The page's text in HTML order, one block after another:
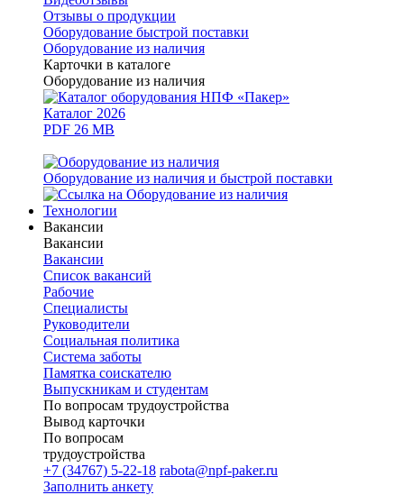
Отзывы о продукции
Оборудование быстрой поставки
Оборудование из наличия
Карточки в каталоге
Оборудование из наличия
Каталог 2026
PDF 26 MB
Оборудование из наличия и быстрой поставки
Технологии
Вакансии
Вакансии
Вакансии
Список вакансий
Рабочие
Специалисты
Руководители
Cоциальная политика
Система заботы
Памятка соискателю
Выпускникам и студентам
По вопросам трудоустройства
Вывод карточки
По вопросам
трудоустройства
+7 (34767) 5-22-18 rabota@npf-paker.ru
Заполнить анкету